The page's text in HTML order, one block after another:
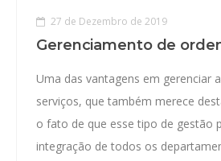
27 de Dezembro de 2019
Gerenciamento de
Uma das vantagens em gerenciar
serviços, que também merece
o fato de que esse tipo de gestão
integração de todos os